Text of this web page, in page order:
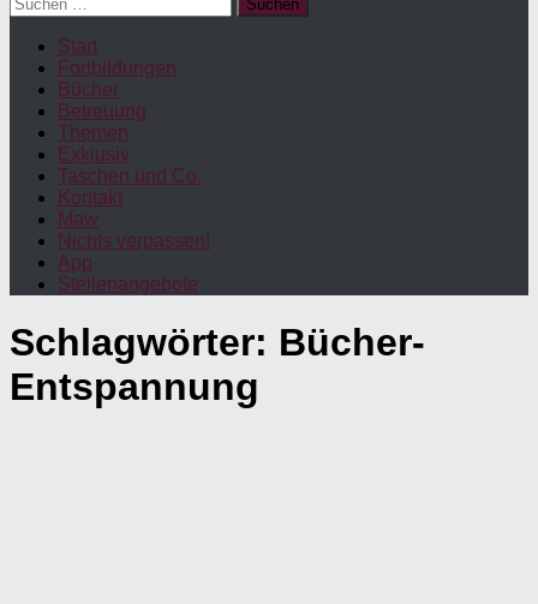
nach:
Start
Fortbildungen
Bücher
Betreuung
Themen
Exklusiv
Taschen und Co.
Kontakt
Maw
Nichts verpassen!
App
Stellenangebote
Schlagwörter: Bücher-
Entspannung